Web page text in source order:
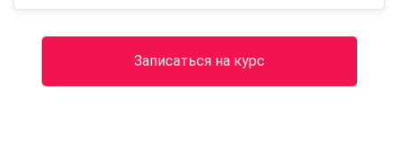
Записаться на курс